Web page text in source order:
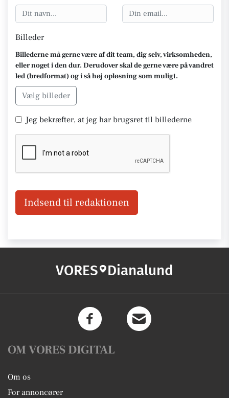
Billeder
Billederne må gerne være af dit team, dig selv, virksomheden,
eller noget i den dur. Derudover skal de gerne være på vandret
led (bredformat) og i så høj opløsning som muligt.
Vælg billeder
Jeg bekræfter, at jeg har brugsret til billederne
Indsend til redaktionen
VORES Dianalund
OM VORES DIGITAL
Om os
For annoncører